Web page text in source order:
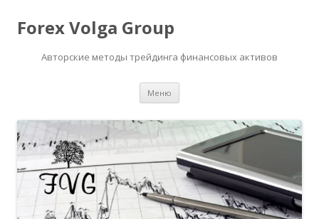
Forex Volga Group
Авторские методы трейдинга финансовых активов
Меню